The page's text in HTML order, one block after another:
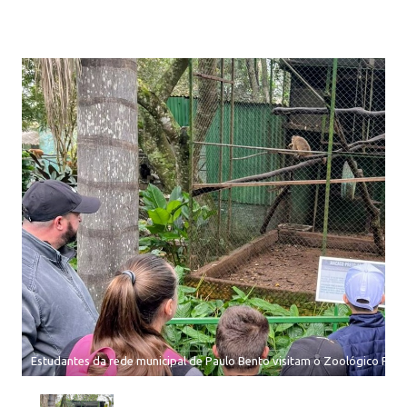
Estudantes da rede municipal de Paulo Bento visitam o Zoológico